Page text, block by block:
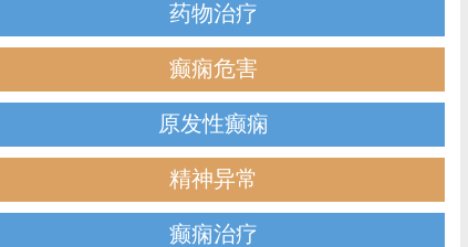
药物治疗
癫痫危害
原发性癫痫
精神异常
癫痫治疗